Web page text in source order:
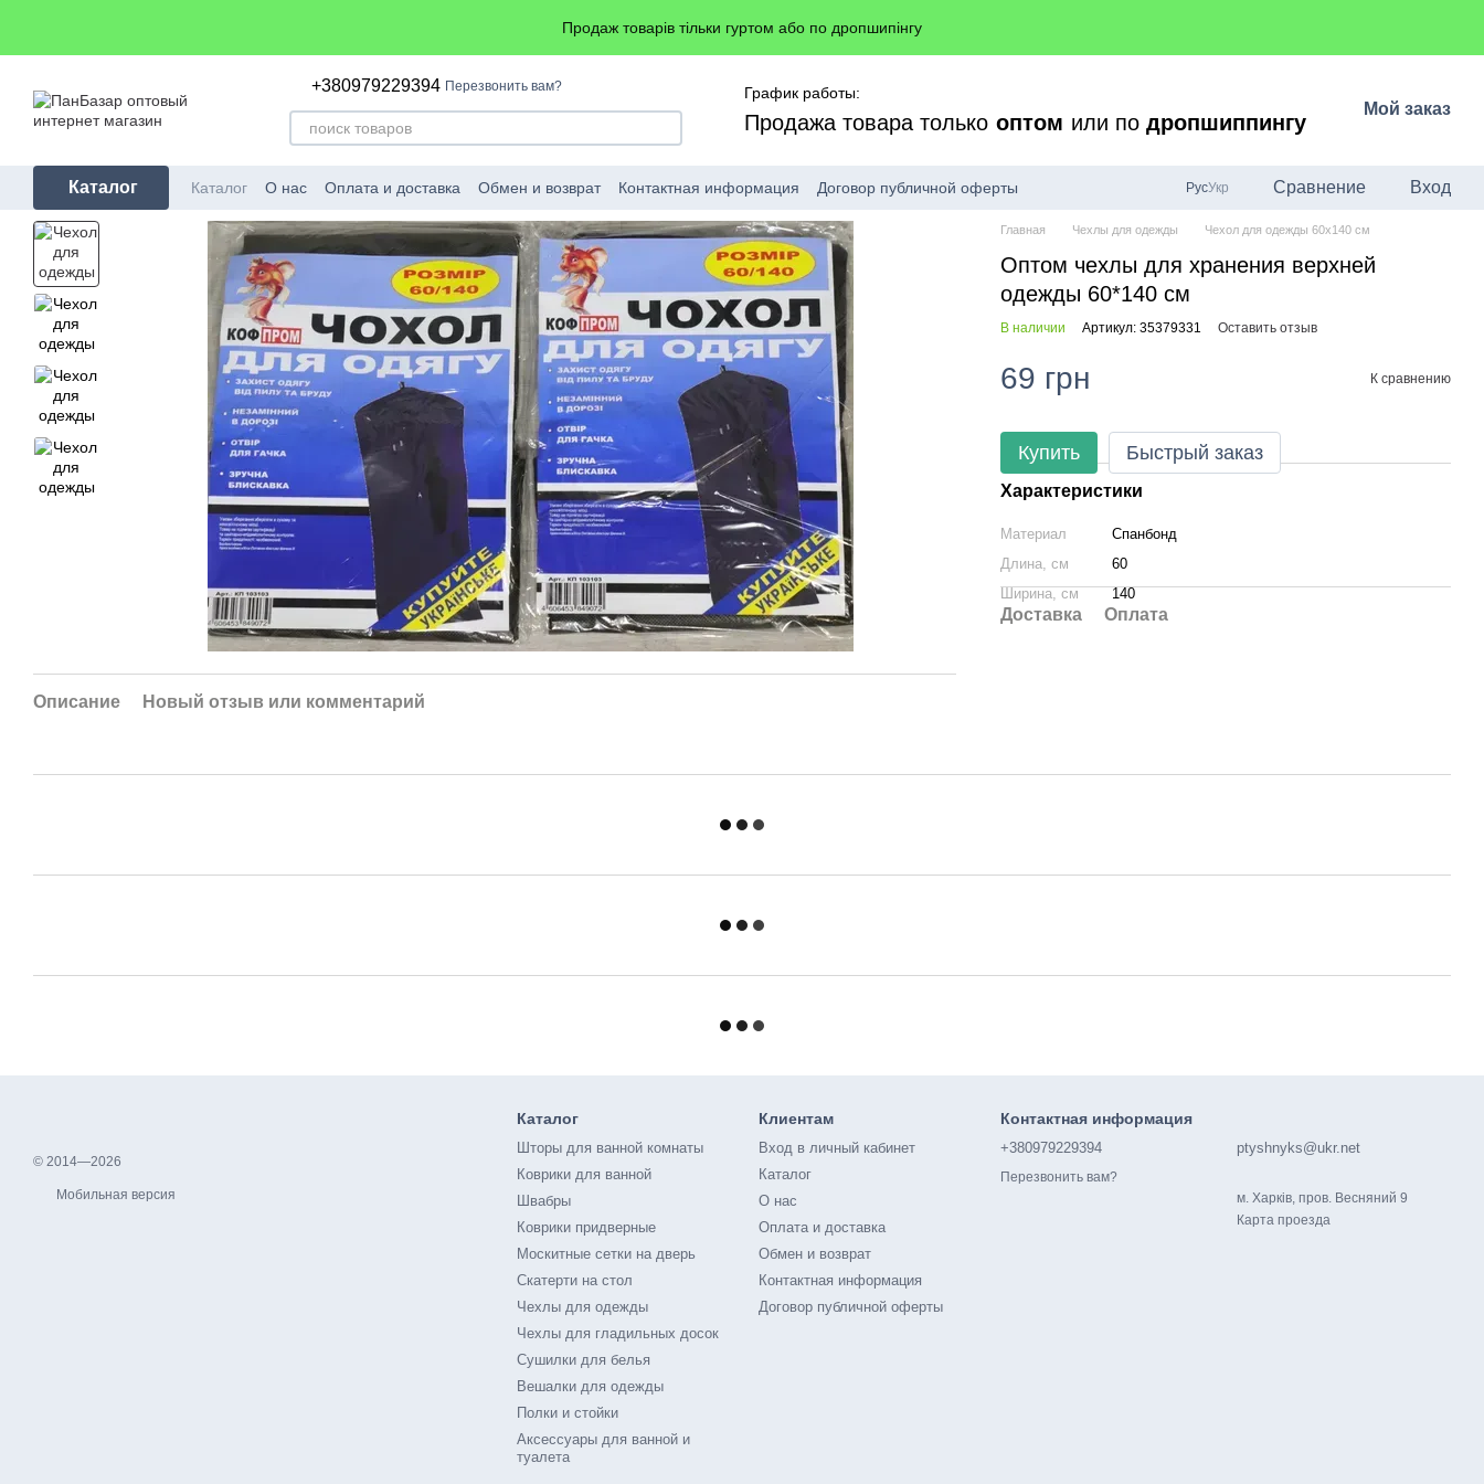
Продаж товарів тільки гуртом або по дропшипінгу
+380979229394 Перезвонить вам? График работы:
Продажа товара только оптом или подропшиппингу
Мой заказ
Каталог Каталог О нас Оплата и доставка Обмен и возврат Контактная информация Договор публичной оферты РусУкр Сравнение Вход
Описание Новый отзыв или комментарий
Главная Чехлы для одежды Чехол для одежды 60x140 см
Оптом чехлы для хранения верхней
одежды 60*140 см
В наличии Артикул: 35379331 Оставить отзыв
69 грн К сравнению
Купить Быстрый заказ
Характеристики
Материал
Спанбонд
Длина, см
60
Ширина, см
140
Доставка Оплата
© 2014—2026
Мобильная версия
Каталог
Шторы для ванной комнаты
Коврики для ванной
Швабры
Коврики придверные
Москитные сетки на дверь
Скатерти на стол
Чехлы для одежды
Чехлы для гладильных досок
Сушилки для белья
Вешалки для одежды
Полки и стойки
Аксессуары для ванной и
туалета
Клиентам
Вход в личный кабинет
Каталог
О нас
Оплата и доставка
Обмен и возврат
Контактная информация
Договор публичной оферты
Контактная информация
+380979229394
Перезвонить вам?
ptyshnyks@ukr.net
м. Харків, пров. Весняний 9
Карта проезда